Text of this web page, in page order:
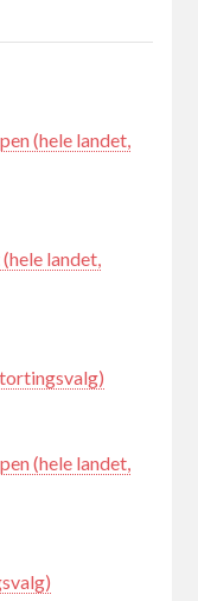
(hele landet,
landet,
(hele landet,